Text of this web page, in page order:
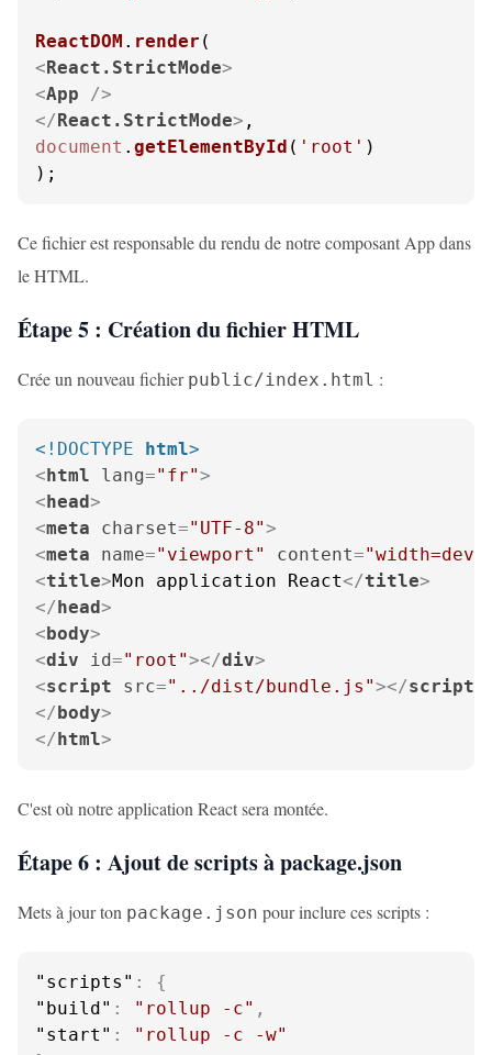
ReactDOM . render
<React.StrictMode>
<App />
</React.StrictMode>
document . getElementById ( 'root' )
);
Ce fichier est responsable du rendu de notre composant App dans
le HTML.
Étape 5 : Création du fichier HTML
Crée un nouveau fichier public/index.html :
<!DOCTYPE html>
<html lang="fr">
<head>
<meta charset="UTF-8">
<meta name="viewport" content=
<title>Mon application React</title>
</head>
<body>
<div id="root"></div>
<script src="../dist/bundle.js"></script
</body>
</html>
C'est où notre application React sera montée.
Étape 6 : Ajout de scripts à package.json
Mets à jour ton package.json pour inclure ces scripts :
"scripts" :
{
"build" : "rollup -c" ,
"start" :
"rollup -c -w"